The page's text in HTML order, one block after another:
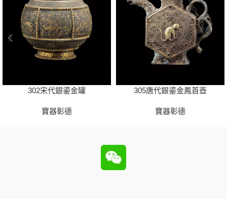
302宋代銀鎏金罐
寶器彰德
305唐代銀鎏金鳳首壺
寶器彰德